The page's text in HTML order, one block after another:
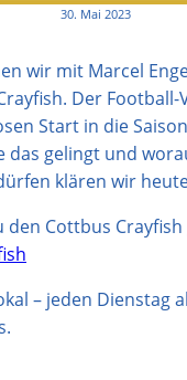
30. Mai 2023
wir mit Marcel
Der Football-
Start in die
das gelingt und
klären wir
den Cottbus Crayfish
– jeden Dienstag